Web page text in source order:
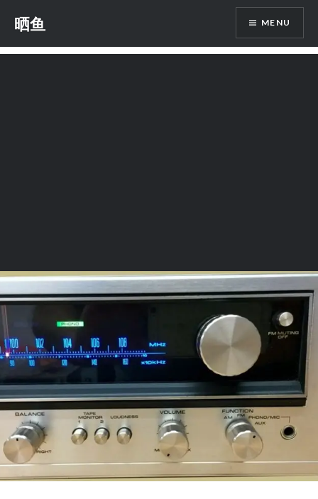
content
晒鱼 MENU